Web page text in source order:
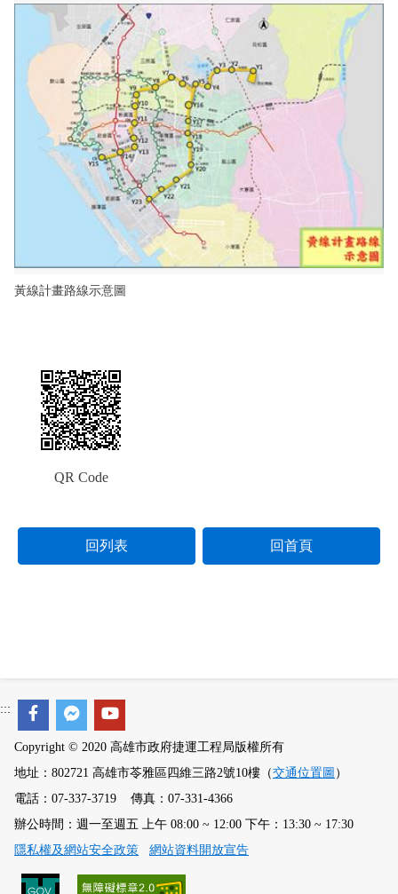
黃線計畫路線示意圖
QR Code
回列表 回首頁
:::
Copyright © 2020 高雄市政府捷運工程局版權所有
地址：802721 高雄市苓雅區四維三路2號10樓（交通位置圖 ）
電話：07-337-3719 傳真：07-331-4366
辦公時間：週一至週五 上午 08:00 ~ 12:00 下午：13:30 ~ 17:30
隱私權及網站安全政策
網站資料開放宣告